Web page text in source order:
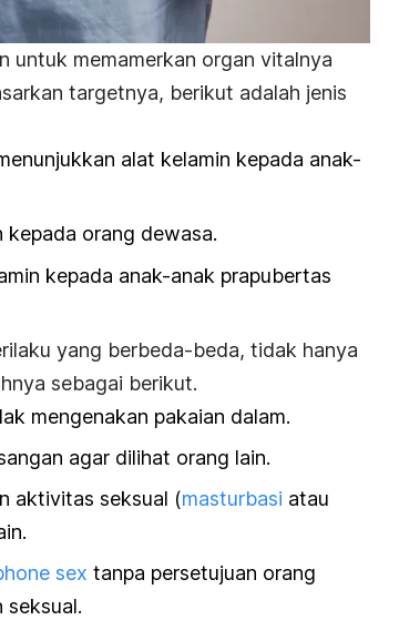
untuk memamerkan organ vitalnya
targetnya, berikut adalah jenis
alat kelamin kepada anak-
orang dewasa.
kepada anak-anak prapubertas
yang berbeda-beda, tidak hanya
sebagai berikut.
mengenakan pakaian dalam.
agar dilihat orang lain.
aktivitas seksual (masturbasi atau
sex tanpa persetujuan orang
seksual.